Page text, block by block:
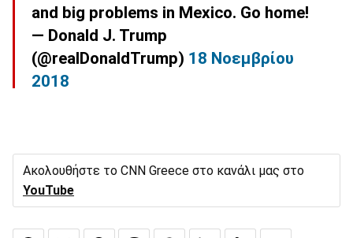
and big problems in Mexico. Go home!
— Donald J. Trump
(@realDonaldTrump) 18 Νοεμβρίου
2018
Ακολουθήστε το CNN Greece στο κανάλι μας στο
YouTube